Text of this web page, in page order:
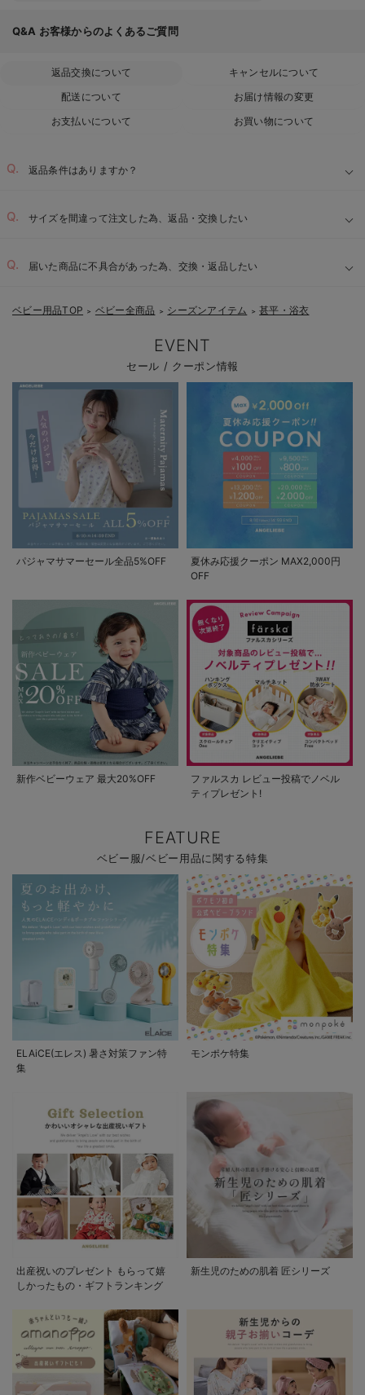
Q&A お客様からのよくあるご質問
返品交換について
キャンセルについて
配送について
お届け情報の変更
お支払いについて
お買い物について
返品条件はありますか？
サイズを間違って注文した為、返品・交換したい
届いた商品に不具合があった為、交換・返品したい
ベビー用品TOP ＞ ベビー全商品 ＞ シーズンアイテム ＞ 甚平・浴衣
EVENT
セール / クーポン情報
パジャマサマーセール全品5%OFF
夏休み応援クーポン MAX2,000円
OFF
新作ベビーウェア 最大20%OFF
ファルスカ レビュー投稿でノベル
ティプレゼント!
FEATURE
ベビー服/ベビー用品に関する特集
ELAiCE(エレス) 暑さ対策ファン特
集
モンポケ特集
出産祝いのプレゼント もらって嬉
しかったもの・ギフトランキング
新生児のための肌着 匠シリーズ